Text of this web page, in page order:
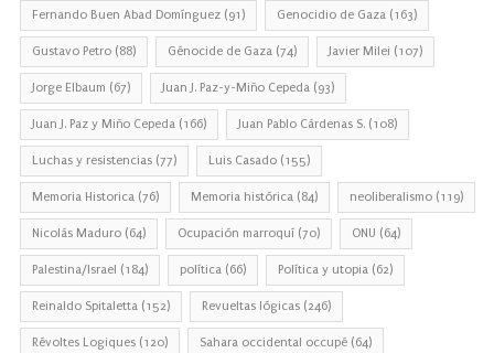
Fernando Buen Abad Domínguez (91) Genocidio de Gaza (163)
Gustavo Petro (88) Génocide de Gaza (74) Javier Milei (107)
Jorge Elbaum (67) Juan J. Paz-y-Miño Cepeda (93)
Juan J. Paz y Miño Cepeda (166) Juan Pablo Cárdenas S. (108)
Luchas y resistencias (77) Luis Casado (155)
Memoria Historica (76) Memoria histórica (84) neoliberalismo (119)
Nicolás Maduro (64) Ocupación marroquí (70) ONU (64)
Palestina/Israel (184) política (66) Política y utopia (62)
Reinaldo Spitaletta (152) Revueltas lógicas (246)
Révoltes Logiques (120) Sahara occidental occupé (64)